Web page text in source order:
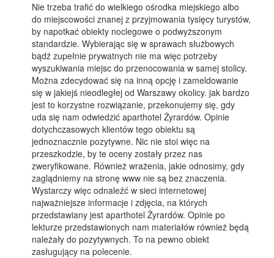
Nie trzeba trafić do wielkiego ośrodka miejskiego albo
do miejscowości znanej z przyjmowania tysięcy turystów,
by napotkać obiekty noclegowe o podwyższonym
standardzie. Wybierając się w sprawach służbowych
bądź zupełnie prywatnych nie ma więc potrzeby
wyszukiwania miejsc do przenocowania w samej stolicy.
Można zdecydować się na inną opcję i zameldowanie
się w jakiejś nieodległej od Warszawy okolicy. jak bardzo
jest to korzystne rozwiązanie, przekonujemy się, gdy
uda się nam odwiedzić aparthotel Żyrardów. Opinie
dotychczasowych klientów tego obiektu są
jednoznacznie pozytywne. Nic nie stoi więc na
przeszkodzie, by te oceny zostały przez nas
zweryfikowane. Również wrażenia, jakie odnosimy, gdy
zaglądniemy na stronę www nie są bez znaczenia.
Wystarczy więc odnaleźć w sieci internetowej
najważniejsze informacje i zdjęcia, na których
przedstawiany jest aparthotel Żyrardów. Opinie po
lekturze przedstawionych nam materiałów również będą
należały do pozytywnych. To na pewno obiekt
zasługujący na polecenie.